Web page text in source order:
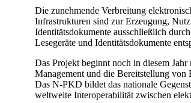
Die zunehmende Verbreitung
Infrastrukturen sind zur Erzeugung,
Identitätsdokumente ausschließlich
Lesegeräte und Identitätsdokumente
Das Projekt beginnt noch in diesem
Management und die Bereitstellung
Das N-PKD bildet das nationale
weltweite Interoperabilität zwischen